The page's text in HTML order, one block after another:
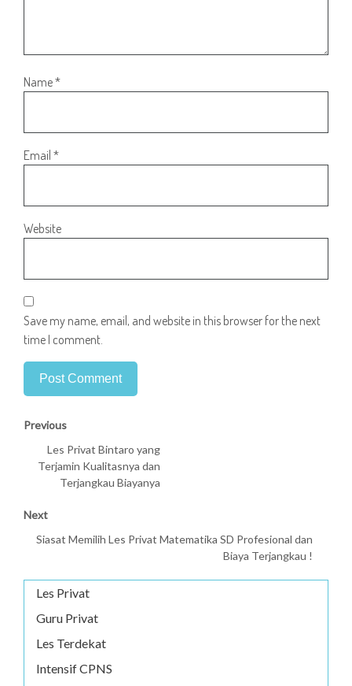
Name*
Email *
Website
Save my name, email, and website in this browser for the next
time I comment.
Previous
Les Privat Bintaro yang
Terjamin Kualitasnya dan
Terjangkau Biayanya
Next
Siasat Memilih Les Privat Matematika SD Profesional dan
Biaya Terjangkau !
Les Privat
Guru Privat
Les Terdekat
Intensif CPNS